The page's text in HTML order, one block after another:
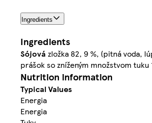
Ingredients
Ingredients
Sójová zložka 82, 9 %, (pitná voda,
prášok so zníženým množstvom
Nutrition information
Typical Values
Energia
Energia